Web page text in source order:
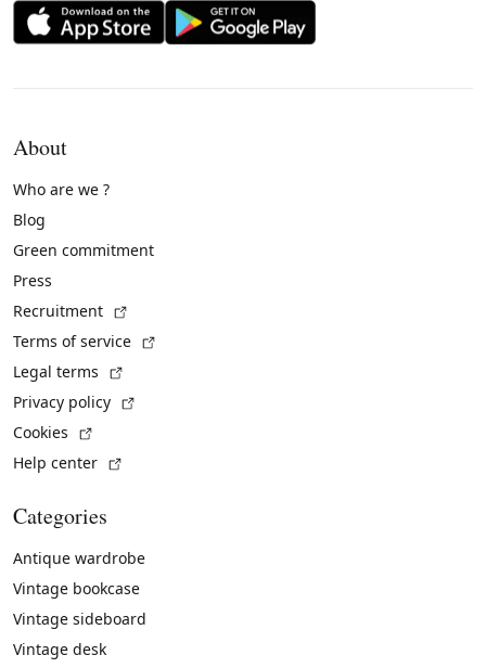
About
Who are we ?
Blog
Green commitment
Press
Recruitment
Terms of service
Legal terms
Privacy policy
Cookies
Help center
Categories
Antique wardrobe
Vintage bookcase
Vintage sideboard
Vintage desk